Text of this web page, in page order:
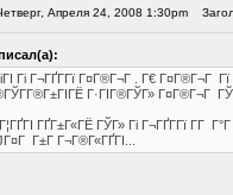
Апреля 24, 2008 1:30pm
Гі Г¬ГҐГ­Гї Г¤Г®Г¬Г . Г€ Г¤Г®Г¬Г
Г·ГІГ®ГЎГ» Г¤Г®Г¬Г
ГҐГ±Г«ГЁ ГЎГ» Гі Г¬ГҐГ­Гї Г­Г
Г±Г Г¬Г®Г«ГҐГІ...